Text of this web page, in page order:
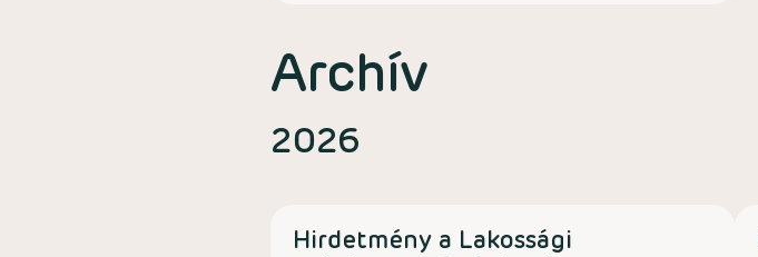
Archív
2026
Hirdetmény a Lakossági